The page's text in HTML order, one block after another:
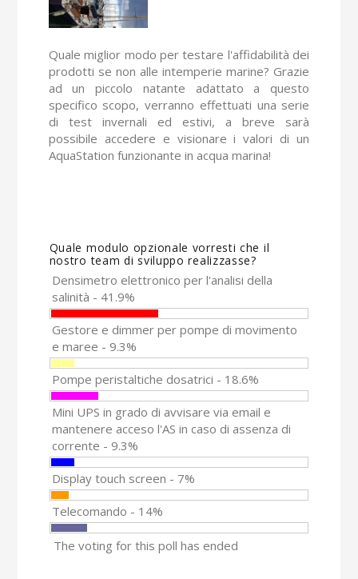
Quale miglior modo per testare l'affidabilità dei
prodotti se non alle intemperie marine? Grazie
ad un piccolo natante adattato a questo
specifico scopo, verranno effettuati una serie
di test invernali ed estivi, a breve sarà
possibile accedere e visionare i valori di un
AquaStation funzionante in acqua marina!
Quale modulo opzionale vorresti che il
nostro team di sviluppo realizzasse?
Densimetro elettronico per l'analisi della
salinità - 41.9%
Gestore e dimmer per pompe di movimento
e maree - 9.3%
Pompe peristaltiche dosatrici - 18.6%
Mini UPS in grado di avvisare via email e
mantenere acceso l'AS in caso di assenza di
corrente - 9.3%
Display touch screen - 7%
Telecomando - 14%
The voting for this poll has ended